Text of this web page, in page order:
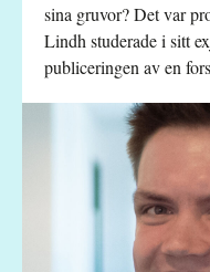
sina gruvor? Det var
Lindh studerade i sitt
publiceringen av en